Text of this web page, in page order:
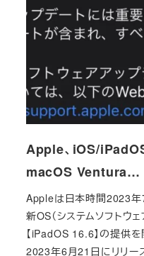
Apple、iOS/
macOS Ventura…
Appleは日本時間2023年
新OS（システムソフトウ
【iPadOS 16.6】の提供
2023年6月21日にリリ